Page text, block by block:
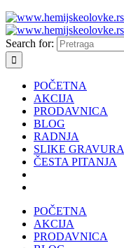
Search for:
POČETNA
AKCIJA
PRODAVNICA
BLOG
RADNJA
SLIKE GRAVURA
ČESTA PITANJA
POČETNA
AKCIJA
PRODAVNICA